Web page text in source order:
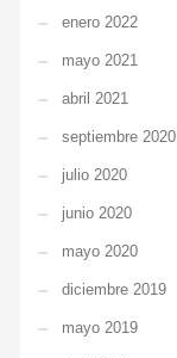
enero 2022
mayo 2021
abril 2021
septiembre 2020
julio 2020
junio 2020
mayo 2020
diciembre 2019
mayo 2019